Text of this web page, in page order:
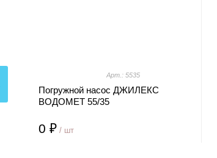
Арт.: 5535
Погружной насос ДЖИЛЕКС
ВОДОМЕТ 55/35
0 ₽ / шт